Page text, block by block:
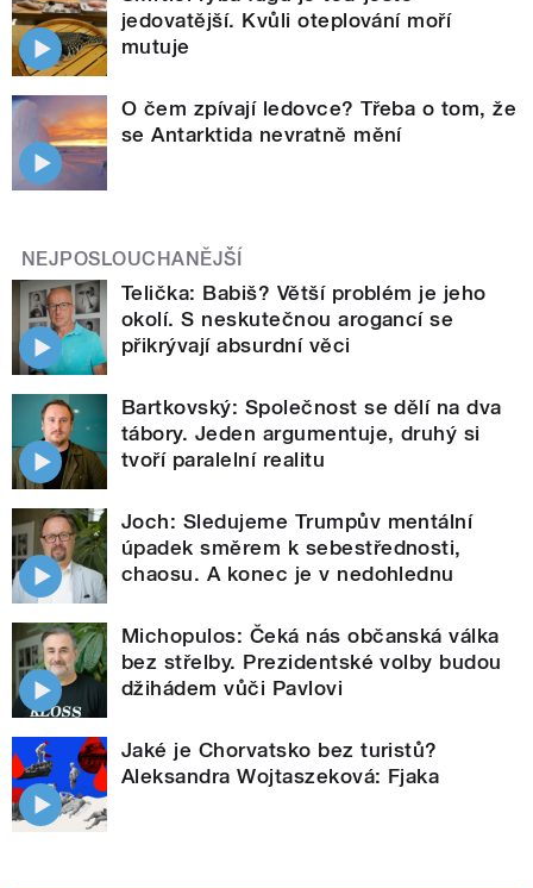
jedovatější. Kvůli oteplování moří
mutuje
O čem zpívají ledovce? Třeba o tom, že
se Antarktida nevratně mění
NEJPOSLOUCHANĚJŠÍ
Telička: Babiš? Větší problém je jeho
okolí. S neskutečnou arogancí se
přikrývají absurdní věci
Bartkovský: Společnost se dělí na dva
tábory. Jeden argumentuje, druhý si
tvoří paralelní realitu
Joch: Sledujeme Trumpův mentální
úpadek směrem k sebestřednosti,
chaosu. A konec je v nedohlednu
Michopulos: Čeká nás občanská válka
bez střelby. Prezidentské volby budou
džihádem vůči Pavlovi
Jaké je Chorvatsko bez turistů?
Aleksandra Wojtaszeková: Fjaka